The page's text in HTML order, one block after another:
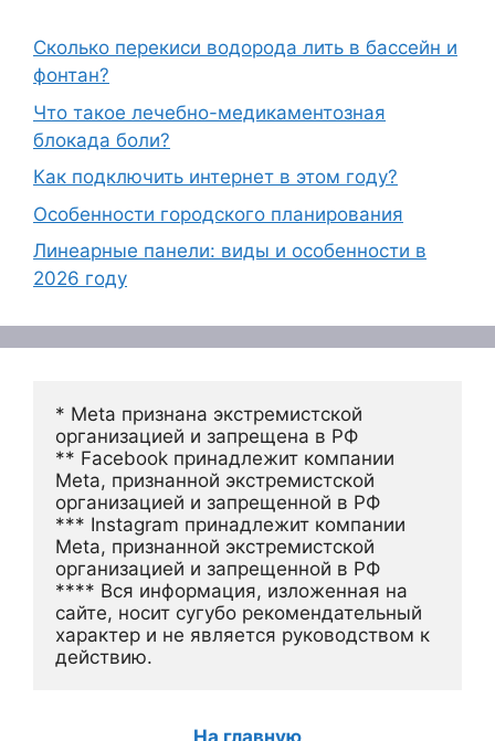
Сколько перекиси водорода лить в бассейн и
фонтан?
Что такое лечебно-медикаментозная
блокада боли?
Как подключить интернет в этом году?
Особенности городского планирования
Линеарные панели: виды и особенности в
2026 году
* Meta признана экстремистской
организацией и запрещена в РФ
** Facebook принадлежит компании
Meta, признанной экстремистской
организацией и запрещенной в РФ
*** Instagram принадлежит компании
Meta, признанной экстремистской
организацией и запрещенной в РФ
**** Вся информация, изложенная на
сайте, носит сугубо рекомендательный
характер и не является руководством к
действию.
На главную